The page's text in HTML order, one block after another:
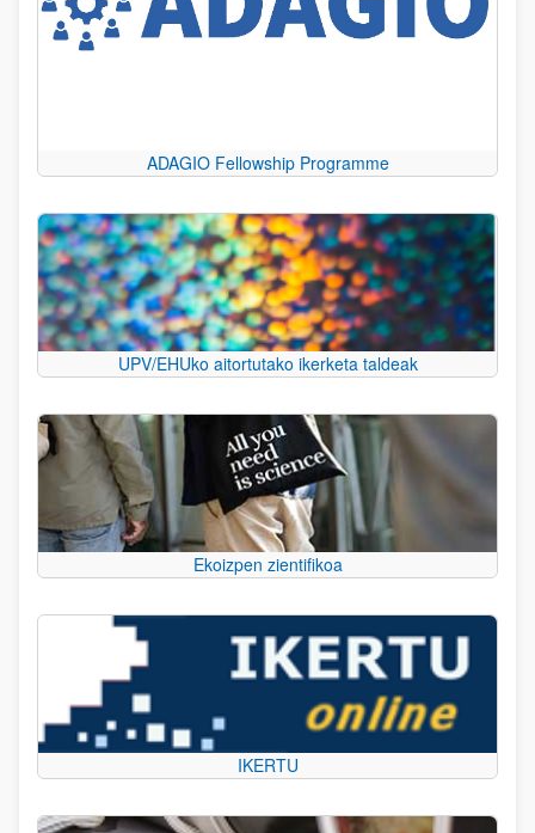
ADAGIO Fellowship Programme
UPV/EHUko aitortutako ikerketa taldeak
Ekoizpen zientifikoa
IKERTU